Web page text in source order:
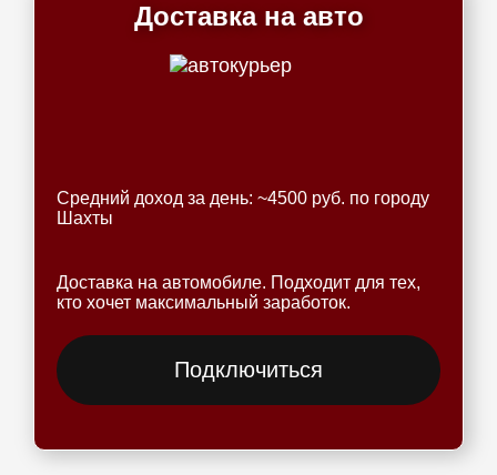
Доставка на авто
Средний доход за день: ~4500 руб. по городу
Шахты
Доставка на автомобиле. Подходит для тех,
кто хочет максимальный заработок.
Подключиться